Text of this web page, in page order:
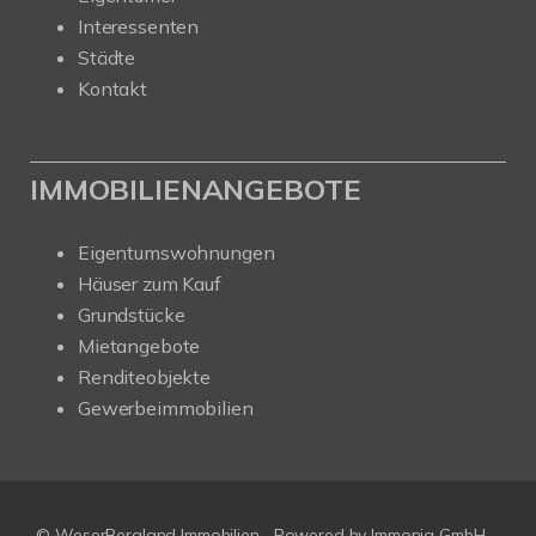
Interessenten
Städte
Kontakt
IMMOBILIENANGEBOTE
Eigentumswohnungen
Häuser zum Kauf
Grundstücke
Mietangebote
Renditeobjekte
Gewerbeimmobilien